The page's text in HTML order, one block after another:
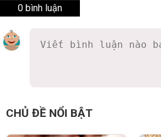
0 bình luận
CHỦ ĐỀ NỔI BẬT